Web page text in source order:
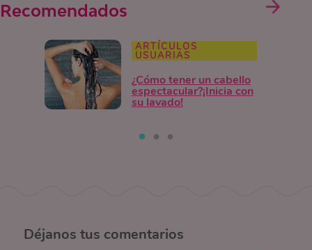
Recomendados
ARTÍCULOS
USUARIAS
¿Cómo tener un cabello
espectacular?¡Inicia con
su lavado!
Déjanos tus comentarios